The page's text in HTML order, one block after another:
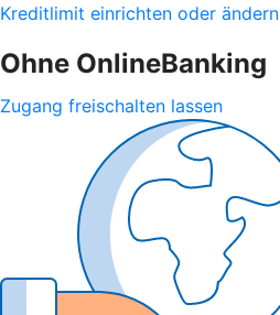
Kreditlimit einrichten oder ändern
Ohne OnlineBanking
Zugang freischalten lassen